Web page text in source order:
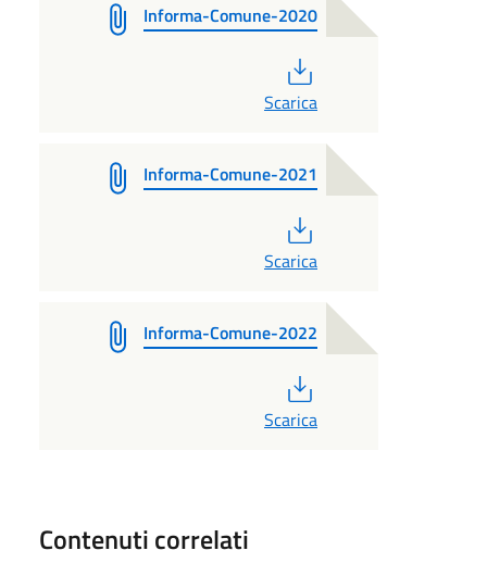
Informa-Comune-2020
Scarica
Informa-Comune-2021
Scarica
Informa-Comune-2022
Scarica
Contenuti correlati